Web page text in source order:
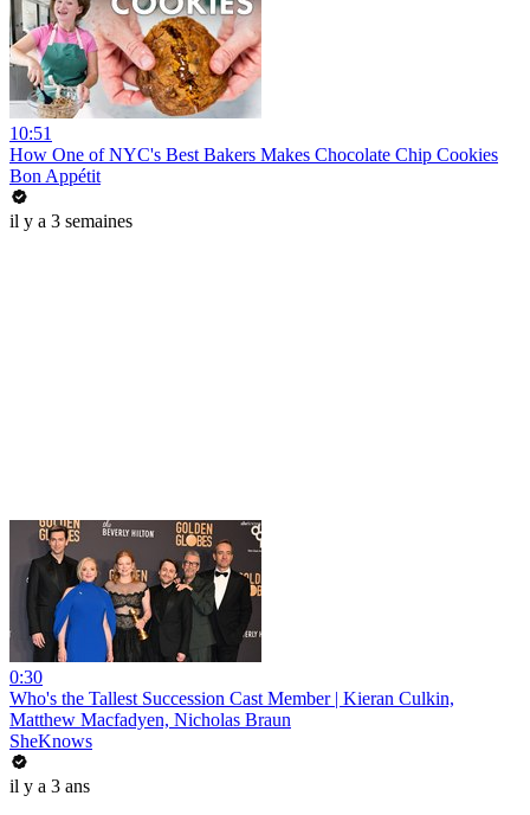
10:51
How One of NYC's Best Bakers Makes Chocolate Chip Cookies
Bon Appétit
il y a 3 semaines
0:30
Who's the Tallest Succession Cast Member | Kieran Culkin,
Matthew Macfadyen, Nicholas Braun
SheKnows
il y a 3 ans